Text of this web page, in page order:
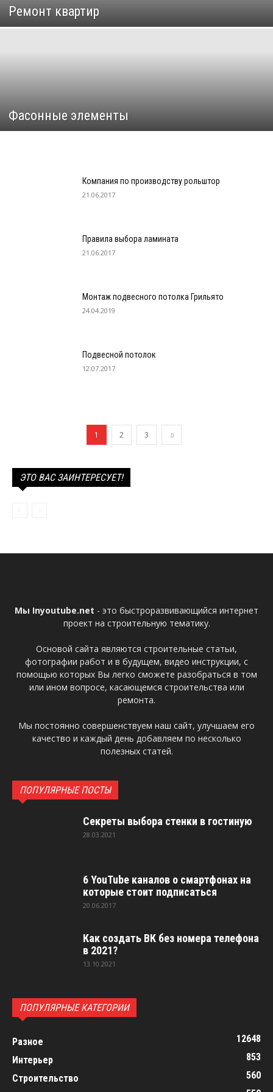
Ремонт квартир
Фасонные элементы
Компания по производству рольштор
21.06.2017
Правила выбора ламината
21.06.2017
Монтаж подвесного потолка Грильято
24.04.2019
Подвесной потолок
12.07.2017
1 2 3
ЭТО ВАС ЗАИНТЕРЕСУЕТ!
Мы Inyoutube.net - это быстроразвивающийся интернет
проект на строительную тематику.
Основой сайта являются строительные статьи,
фотографии работ и в будущем, видео инструкции, с
помощью которых Вы легко сможете разобраться в том
или ином вопросе, касающемся строительства или
ремонта.
Мы постоянно совершенствуем наш сайт, улучшаем его
качество и каждый день добавляем по несколько
полезных статей.
ПОПУЛЯРНЫЕ ПОСТЫ
Секреты выбора стенки в гостиную
28.03.2021
6 YouTube каналов о смартфонах на
которые стоит подписаться
20.06.2017
Как создать ВК без номера телефона
в 2021?
13.10.2021
ПОПУЛЯРНЫЕ КАТЕГОРИИ
Разное
12648
Интерьер
853
Строительство
560